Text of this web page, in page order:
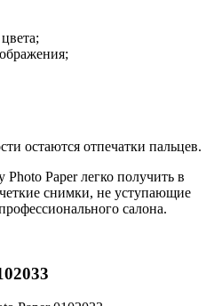
остаются отпечатки пальцев.
Paper легко получить в
снимки, не уступающие
салона.